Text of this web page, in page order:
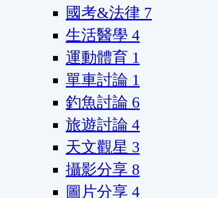
國考&法律 7
生活醫學 4
運動體育 1
單車討論 1
釣魚討論 6
旅遊討論 4
天文觀星 3
攝影分享 8
圖片分享 4